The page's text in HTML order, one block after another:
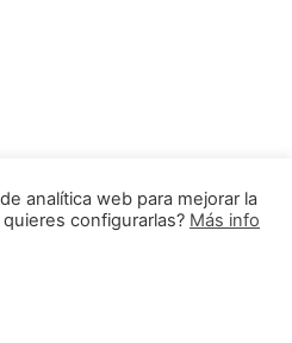
analítica web para mejorar la
configurarlas? Más info